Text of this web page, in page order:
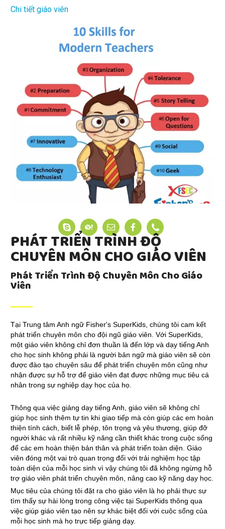
Chi tiết giáo viên
PHÁT TRIỂN TRÌNH ĐỘ
CHUYÊN MÔN CHO GIÁO VIÊN
Phát Triển Trình Độ Chuyên Môn Cho Giáo
Viên
Tại Trung tâm Anh ngữ Fisher's SuperKids, chúng tôi cam kết
phát triển chuyên môn cho đội ngũ giáo viên. Với SuperKids,
một giáo viên không chỉ đơn thuần là đến lớp và dạy tiếng Anh
cho học sinh không phải là người bản ngữ mà giáo viên sẽ còn
được đào tạo chuyên sâu để phát triển chuyên môn cũng như
nhận được sự hỗ trợ để giáo viên đạt được những mục tiêu cá
nhân trong sự nghiệp dạy học của họ.
Thông qua việc giảng dạy tiếng Anh, giáo viên sẽ không chỉ
giúp học sinh thêm tự tin khi giao tiếp mà còn giúp các em hoàn
thiện tính cách, biết lễ phép, tôn trọng và yêu thương, giúp đỡ
người khác và rất nhiều kỹ năng cần thiết khác trong cuộc sống
để các em hoàn thiện bản thân và phát triển toàn diện. Giáo
viên đóng một vai trò quan trọng đối với trải nghiệm học tập
toàn diện của mỗi học sinh vì vậy chúng tôi đã không ngừng hỗ
trợ giáo viên phát triển chuyên môn, nâng cao kỹ năng dạy học.
Mục tiêu của chúng tôi đặt ra cho giáo viên là họ phải thực sự
tìm thấy sự hài lòng trong công việc tại SuperKids thông qua
việc giúp giáo viên tạo nên sự khác biệt đối với cuộc sống của
mỗi học sinh mà họ trực tiếp giảng dạy.